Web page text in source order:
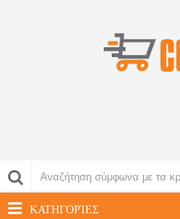
ΚΑΤΗΓΟΡΊΕΣ